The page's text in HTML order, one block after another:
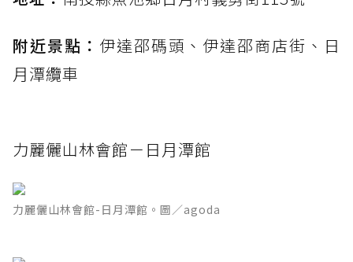
附近景點： 伊達邵碼頭、伊達邵商店街、日
月潭纜車
力麗儷山林會館－日月潭館
力麗儷山林會館-日月潭館。圖／agoda